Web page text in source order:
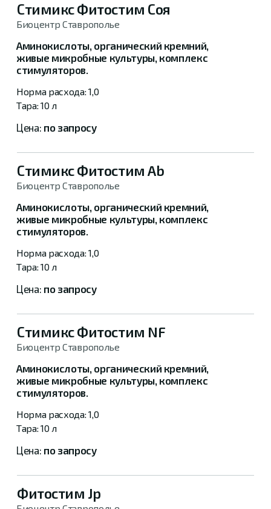
Стимикс Фитостим Соя
Биоцентр Ставрополье
Аминокислоты, органический кремний,
живые микробные культуры, комплекс
стимуляторов.
1,0
10 л
по запросу
Стимикс Фитостим Ab
Биоцентр Ставрополье
Аминокислоты, органический кремний,
живые микробные культуры, комплекс
стимуляторов.
1,0
10 л
по запросу
Стимикс Фитостим NF
Биоцентр Ставрополье
Аминокислоты, органический кремний,
живые микробные культуры, комплекс
стимуляторов.
1,0
10 л
по запросу
Фитостим Jp